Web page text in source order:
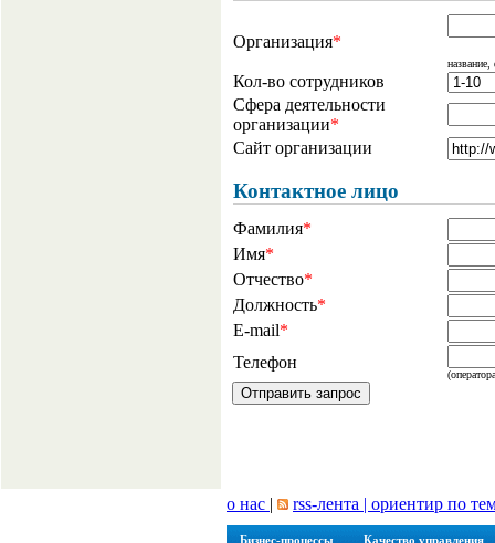
Организация*
название,
Кол-во сотрудников
Сфера деятельности
организации*
Сайт организации
Контактное лицо
Фамилия*
Имя*
Отчество*
Должность*
E-mail*
Телефон
о нас | rss-лента | ориентир по
Бизнес-процессы Качество управления